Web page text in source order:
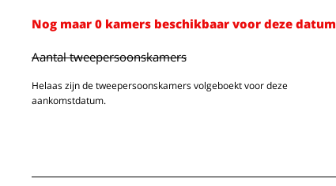
Nog maar 0 kamers beschikbaar voor deze datum
Aantal tweepersoonskamers
Helaas zijn de tweepersoonskamers volgeboekt voor deze
aankomstdatum.